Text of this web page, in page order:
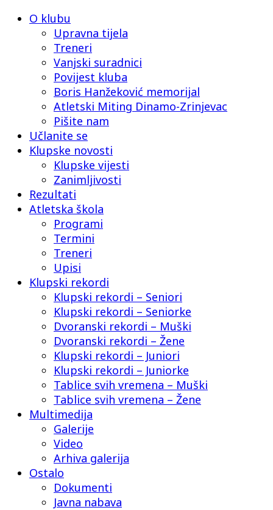
O klubu
Upravna tijela
Treneri
Vanjski suradnici
Povijest kluba
Boris Hanžeković memorijal
Atletski Miting Dinamo-Zrinjevac
Pišite nam
Učlanite se
Klupske novosti
Klupske vijesti
Zanimljivosti
Rezultati
Atletska škola
Programi
Termini
Treneri
Upisi
Klupski rekordi
Klupski rekordi – Seniori
Klupski rekordi – Seniorke
Dvoranski rekordi – Muški
Dvoranski rekordi – Žene
Klupski rekordi – Juniori
Klupski rekordi – Juniorke
Tablice svih vremena – Muški
Tablice svih vremena – Žene
Multimedija
Galerije
Video
Arhiva galerija
Ostalo
Dokumenti
Javna nabava